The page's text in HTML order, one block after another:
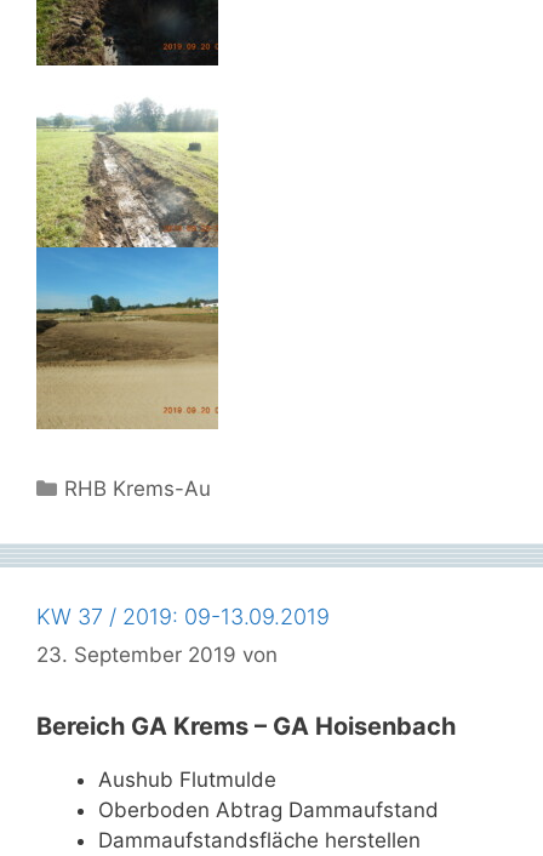
Kategorien
RHB Krems-Au
KW 37 / 2019: 09-13.09.2019
23. September 2019 von
Bereich GA Krems – GA Hoisenbach
Aushub Flutmulde
Oberboden Abtrag Dammaufstand
Dammaufstandsfläche herstellen